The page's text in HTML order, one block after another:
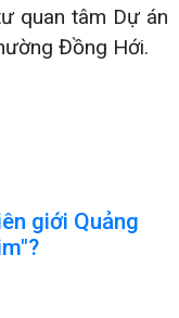
quan tâm Dự án
Đồng Hới.
giới Quảng